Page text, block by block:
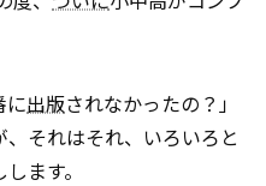
に出版されなかったの？」
それはそれ、いろいろと
ます。